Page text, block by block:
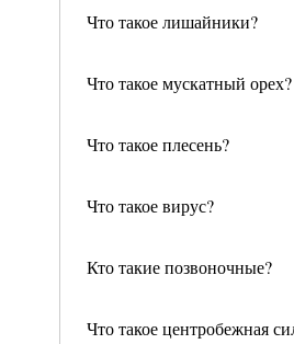
Что такое лишайники?
Что такое мускатный орех?
Что такое плесень?
Что такое вирус?
Кто такие позвоночные?
Что такое центробежная